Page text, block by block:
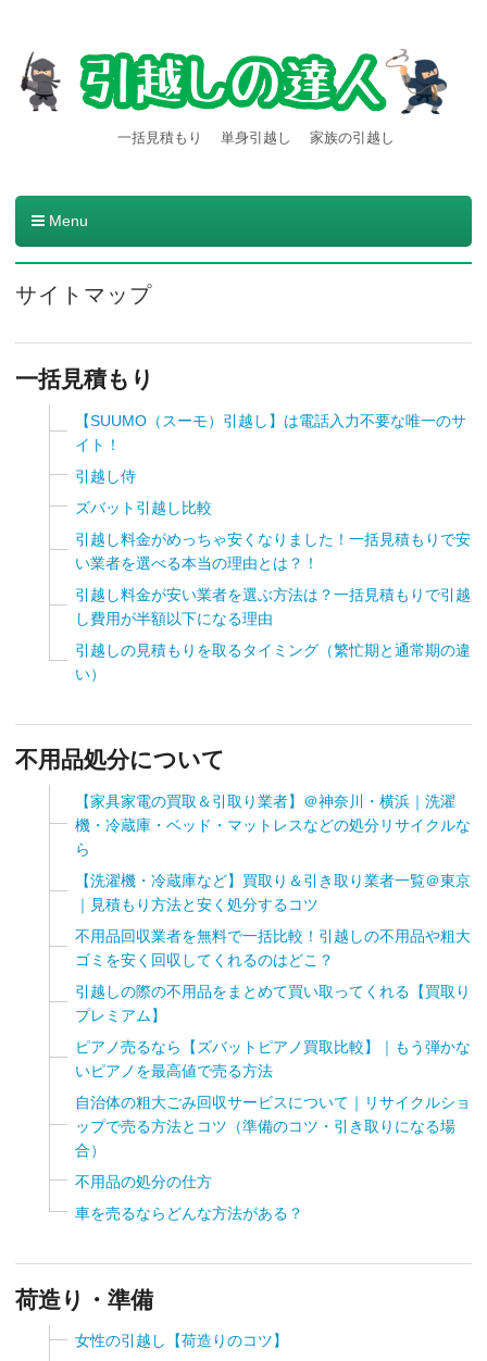
【引越しの達人】東京都内発
引越し料金一括見積もりサービスを利用すると引越し料金
一括見積もり 単身引越し 家族の引越し
Menu
コンテンツへ移動
サイトマップ
一括見積もり
【SUUMO（スーモ）引越し】は電話入力不要な唯一のサ
イト！
引越し侍
ズバット引越し比較
引越し料金がめっちゃ安くなりました！一括見積もりで安
い業者を選べる本当の理由とは？！
引越し料金が安い業者を選ぶ方法は？一括見積もりで引越
し費用が半額以下になる理由
引越しの見積もりを取るタイミング（繁忙期と通常期の違
い）
不用品処分について
【家具家電の買取＆引取り業者】＠神奈川・横浜｜洗濯
機・冷蔵庫・ベッド・マットレスなどの処分リサイクルな
ら
【洗濯機・冷蔵庫など】買取り＆引き取り業者一覧＠東京
｜見積もり方法と安く処分するコツ
不用品回収業者を無料で一括比較！引越しの不用品や粗大
ゴミを安く回収してくれるのはどこ？
引越しの際の不用品をまとめて買い取ってくれる【買取り
プレミアム】
ピアノ売るなら【ズバットピアノ買取比較】｜もう弾かな
いピアノを最高値で売る方法
自治体の粗大ごみ回収サービスについて｜リサイクルショ
ップで売る方法とコツ（準備のコツ・引き取りになる場
合）
不用品の処分の仕方
車を売るならどんな方法がある？
荷造り・準備
女性の引越し【荷造りのコツ】